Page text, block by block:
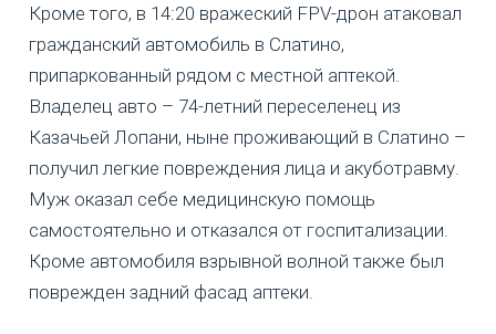
Кроме того, в 14:20 вражеский FPV-дрон атаковал
гражданский автомобиль в Слатино,
припаркованный рядом с местной аптекой.
Владелец авто – 74-летний переселенец из
Казачьей Лопани, ныне проживающий в Слатино –
получил легкие повреждения лица и акуботравму.
Муж оказал себе медицинскую помощь
самостоятельно и отказался от госпитализации.
Кроме автомобиля взрывной волной также был
поврежден задний фасад аптеки.